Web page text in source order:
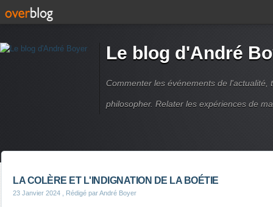
Le blog d'André
Commenter les événements de
philosopher. Relater les expériences de
LA COLÈRE ET L'INDIGNATION DE LA BOÉTIE
23 Janvier 2024 , Rédigé par André Boyer